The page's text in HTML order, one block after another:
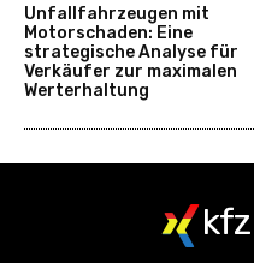
Unfallfahrzeugen mit
Motorschaden: Eine
strategische Analyse für
Verkäufer zur maximalen
Werterhaltung
kfz